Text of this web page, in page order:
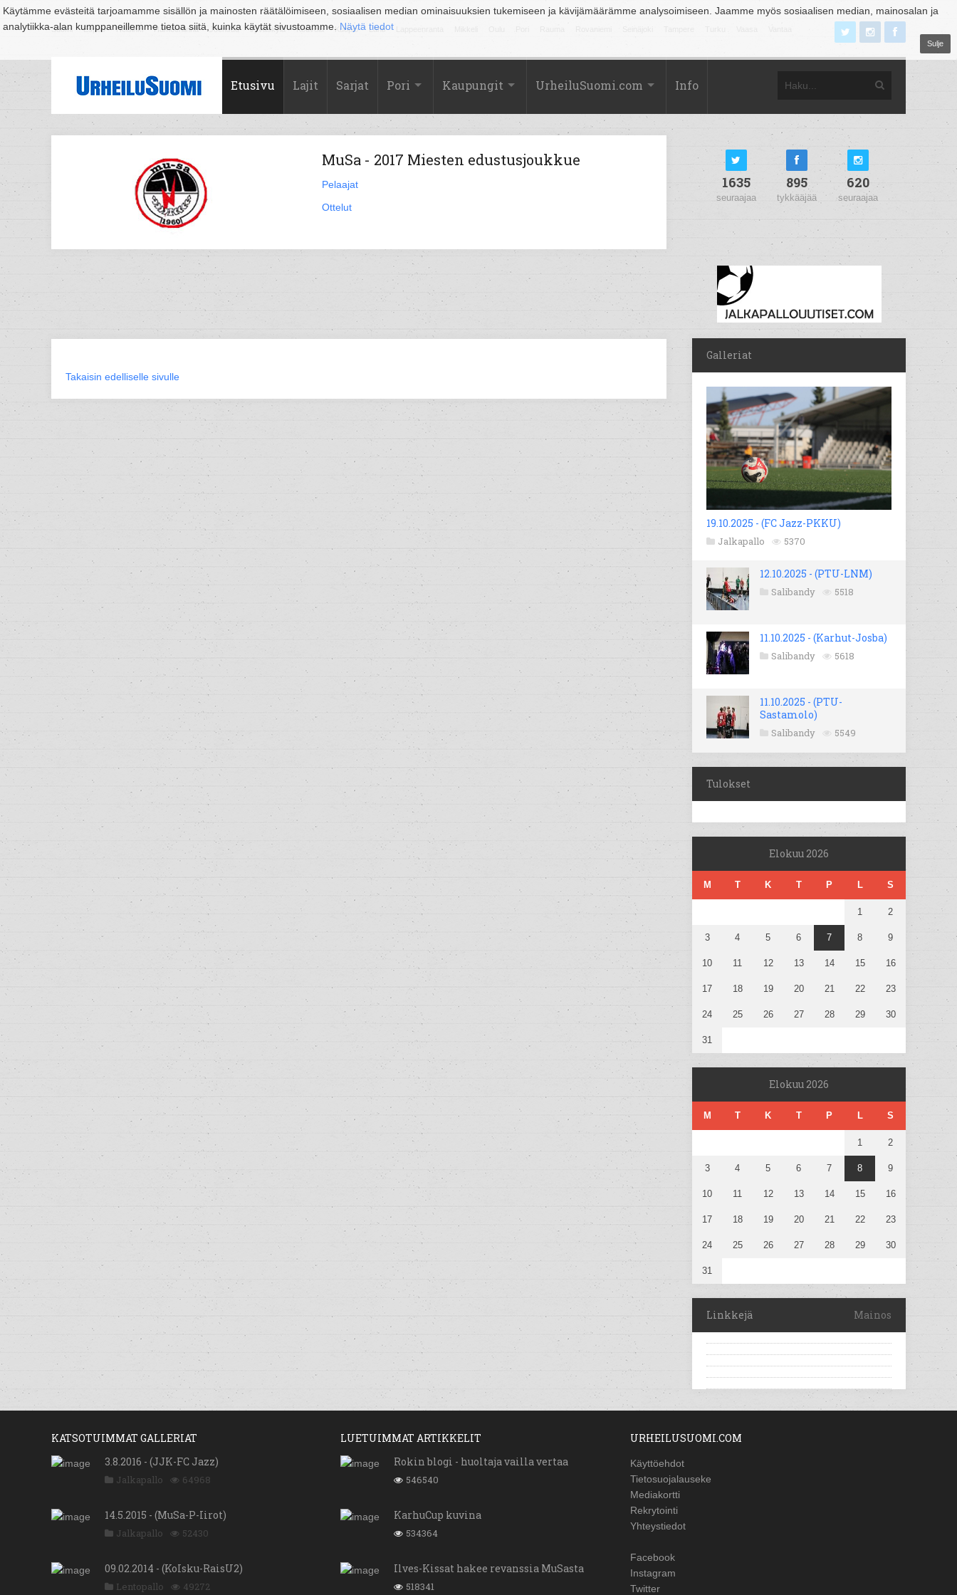
Käytämme evästeitä tarjoamamme sisällön ja mainosten räätälöimiseen, sosiaalisen median ominaisuuksien tukemiseen ja kävijämäärämme analysoimiseen. Jaamme myös sosiaalisen median, mainosalan ja
analytiikka-alan kumppaneillemme tietoa siitä, kuinka käytät sivustoamme. Näytä tiedot
Sulje
Suomi Espoo Helsinki Hämeenlinna Joensuu Jyväskylä Kouvola Kuopio Lahti
Etusivu Lajit Sarjat Pori Kaupungit UrheiluSuomi.com Info
MuSa - 2017 Miesten edustusjoukkue
Pelaajat
Ottelut
Takaisin edelliselle sivulle
1635
seuraajaa
895
tykkääjää
620
seuraajaa
Galleriat
19.10.2025 - (FC Jazz-PKKU)
Jalkapallo 5370
12.10.2025 - (PTU-LNM)
Salibandy 5518
11.10.2025 - (Karhut-Josba)
Salibandy 5618
11.10.2025 - (PTU-
Sastamolo)
Salibandy 5549
Tulokset
Elokuu 2026
M T K T P L S
1 2
3 4 5 6 7 8 9
10 11 12 13 14 15 16
17 18 19 20 21 22 23
24 25 26 27 28 29 30
31
Elokuu 2026
M T K T P L S
1 2
3 4 5 6 7 8 9
10 11 12 13 14 15 16
17 18 19 20 21 22 23
24 25 26 27 28 29 30
31
Linkkejä Mainos
KATSOTUIMMAT GALLERIAT
3.8.2016 - (JJK-FC Jazz)
Jalkapallo 64968
14.5.2015 - (MuSa-P-Iirot)
Jalkapallo 52430
09.02.2014 - (KoIsku-RaisU2)
Lentopallo 49272
LUETUIMMAT ARTIKKELIT
Rokin blogi - huoltaja vailla vertaa
546540
KarhuCup kuvina
534364
Ilves-Kissat hakee revanssia MuSasta
518341
URHEILUSUOMI.COM
Käyttöehdot
Tietosuojalauseke
Mediakortti
Rekrytointi
Yhteystiedot
Facebook
Instagram
Twitter